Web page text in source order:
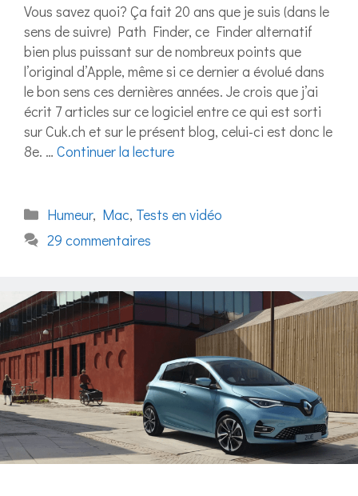
Vous savez quoi? Ça fait 20 ans que je suis (dans le
sens de suivre) Path Finder, ce Finder alternatif
bien plus puissant sur de nombreux points que
l’original d’Apple, même si ce dernier a évolué dans
le bon sens ces dernières années. Je crois que j’ai
écrit 7 articles sur ce logiciel entre ce qui est sorti
sur Cuk.ch et sur le présent blog, celui-ci est donc le
8e. … Continuer la lecture
Catégories
Humeur, Mac, Tests en vidéo
29 commentaires